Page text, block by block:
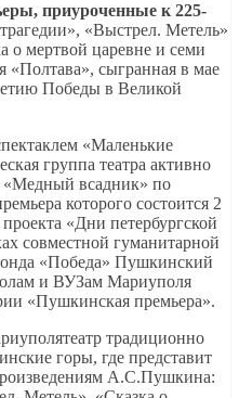
приуроченные к 225-
«Выстрел. Метель»
о мертвой царевне и семи
«Полтава», сыгранная в мае
Победы в Великой
«Маленькие
группа театра активно
«Медный всадник» по
которого состоится 2
«Дни петербургской
совместной гуманитарной
«Победа» Пушкинский
и ВУЗам Мариуполя
«Пушкинская премьера».
традиционно
горы, где представит
А.С.Пушкина: